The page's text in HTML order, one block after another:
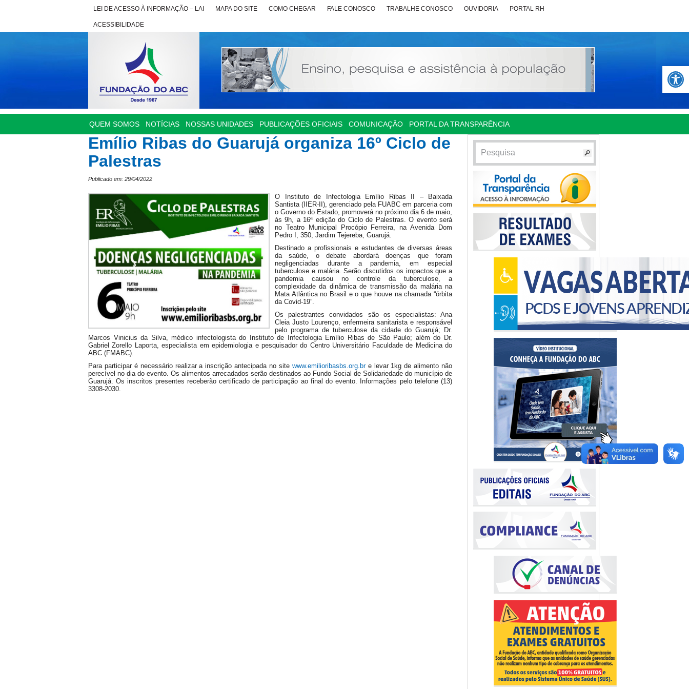
Abrir
LEI DE ACESSO À INFORMAÇÃO – LAI MAPA DO SITE COMO CHEGAR FALE CONOSCO TRABALHE CONOSCO OUVIDORIA PORTAL RH
ACESSIBILIDADE
QUEM SOMOS NOTÍCIAS NOSSAS UNIDADES PUBLICAÇÕES OFICIAIS COMUNICAÇÃO PORTAL DA TRANSPARÊNCIA
Emílio Ribas do Guarujá organiza 16º Ciclo de
Palestras
Publicado em: 29/04/2022
O Instituto de Infectologia Emílio Ribas II – Baixada
Santista (IIER-II), gerenciado pela FUABC em parceria com
o Governo do Estado, promoverá no próximo dia 6 de maio,
às 9h, a 16ª edição do Ciclo de Palestras. O evento será
no Teatro Municipal Procópio Ferreira, na Avenida Dom
Pedro I, 350, Jardim Tejereba, Guarujá.
Destinado a profissionais e estudantes de diversas áreas
da saúde, o debate abordará doenças que foram
negligenciadas durante a pandemia, em especial
tuberculose e malária. Serão discutidos os impactos que a
pandemia causou no controle da tuberculose, a
complexidade da dinâmica de transmissão da malária na
Mata Atlântica no Brasil e o que houve na chamada “órbita
da Covid-19”.
Os palestrantes convidados são os especialistas: Ana
Cleia Justo Lourenço, enfermeira sanitarista e responsável
pelo programa de tuberculose da cidade do Guarujá; Dr.
Marcos Vinicius da Silva, médico infectologista do Instituto de Infectologia Emílio Ribas de São Paulo; além do Dr.
Gabriel Zorello Laporta, especialista em epidemiologia e pesquisador do Centro Universitário Faculdade de Medicina do
ABC (FMABC).
Para participar é necessário realizar a inscrição antecipada no site www.emilioribasbs.org.bre levar 1kg de alimento não
perecível no dia do evento. Os alimentos arrecadados serão destinados ao Fundo Social de Solidariedade do município de
Guarujá. Os inscritos presentes receberão certificado de participação ao final do evento. Informações pelo telefone (13)
3308-2030.